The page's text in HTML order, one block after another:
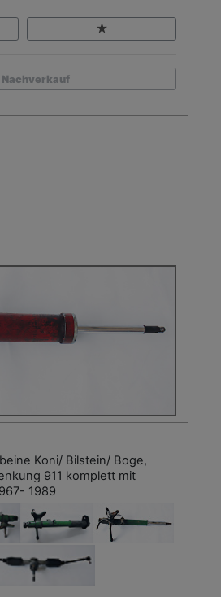
Nachverkauf
Koni/ Bilstein/ Boge,
911 komplett mit
1989